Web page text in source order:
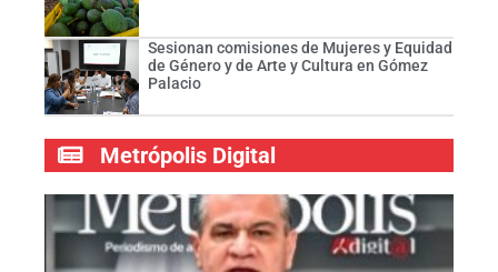
Sesionan comisiones de Mujeres y Equidad
de Género y de Arte y Cultura en Gómez
Palacio
Metrópolis Digital